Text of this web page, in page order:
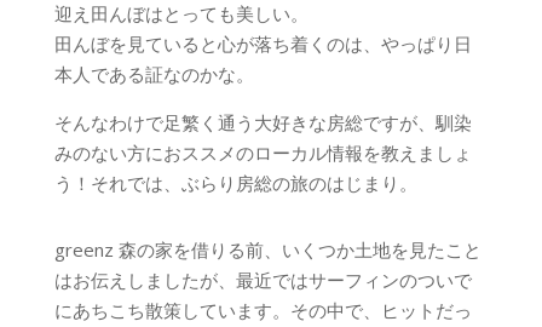
迎え田んぼはとっても美しい。
田んぼを見ていると心が落ち着くのは、やっぱり日
本人である証なのかな。
そんなわけで足繁く通う大好きな房総ですが、馴染
みのない方におススメのローカル情報を教えましょ
う！それでは、ぶらり房総の旅のはじまり。
greenz 森の家を借りる前、いくつか土地を見たこと
はお伝えしましたが、最近ではサーフィンのついで
にあちこち散策しています。その中で、ヒットだっ